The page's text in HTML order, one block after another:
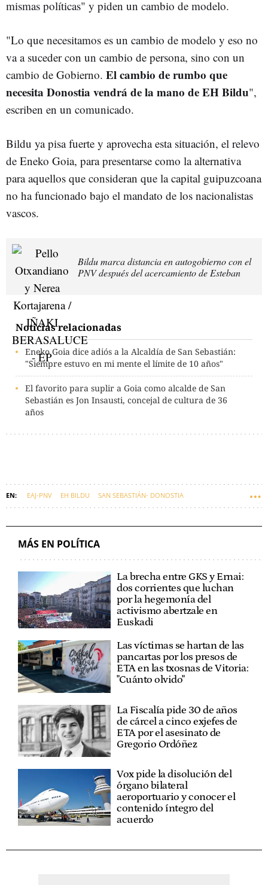
mismas políticas" y piden un cambio de modelo.
"Lo que necesitamos es un cambio de modelo y eso no
va a suceder con un cambio de persona, sino con un
cambio de Gobierno. El cambio de rumbo que
necesita Donostia vendrá de la mano de EH Bildu",
escriben en un comunicado.
Bildu ya pisa fuerte y aprovecha esta situación, el relevo
de Eneko Goia, para presentarse como la alternativa
para aquellos que consideran que la capital guipuzcoana
no ha funcionado bajo el mandato de los nacionalistas
vascos.
Bildu marca distancia en autogobierno con el
PNV después del acercamiento de Esteban
Noticias relacionadas
Eneko Goia dice adiós a la Alcaldía de San Sebastián:
"Siempre estuvo en mi mente el límite de 10 años"
El favorito para suplir a Goia como alcalde de San
Sebastián es Jon Insausti, concejal de cultura de 36
años
EAJ-PNV EH BILDU SAN SEBASTIÁN- DONOSTIA
JON INSAUSTI
MÁS EN POLÍTICA
La brecha entre GKS y Ernai:
dos corrientes que luchan
por la hegemonía del
activismo abertzale en
Euskadi
Las víctimas se hartan de las
pancartas por los presos de
ETA en las txosnas de Vitoria:
"Cuánto olvido"
La Fiscalía pide 30 de años
de cárcel a cinco exjefes de
ETA por el asesinato de
Gregorio Ordóñez
Vox pide la disolución del
órgano bilateral
aeroportuario y conocer el
contenido íntegro del
acuerdo